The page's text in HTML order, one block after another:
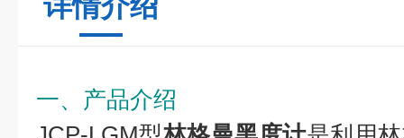
一、产品介绍